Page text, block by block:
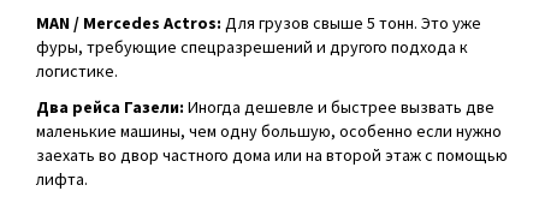
MAN / Mercedes Actros: Для грузов свыше 5 тонн. Это уже
фуры, требующие спецразрешений и другого подхода к
логистике.
Два рейса Газели: Иногда дешевле и быстрее вызвать две
маленькие машины, чем одну большую, особенно если нужно
заехать во двор частного дома или на второй этаж с помощью
лифта.